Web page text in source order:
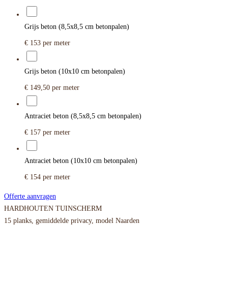
Grijs beton (8,5x8,5 cm betonpalen)
€ 153 per meter
Grijs beton (10x10 cm betonpalen)
€ 149,50 per meter
Antraciet beton (8,5x8,5 cm betonpalen)
€ 157 per meter
Antraciet beton (10x10 cm betonpalen)
€ 154 per meter
Offerte aanvragen
HARDHOUTEN TUINSCHERM
15 planks, gemiddelde privacy, model Naarden